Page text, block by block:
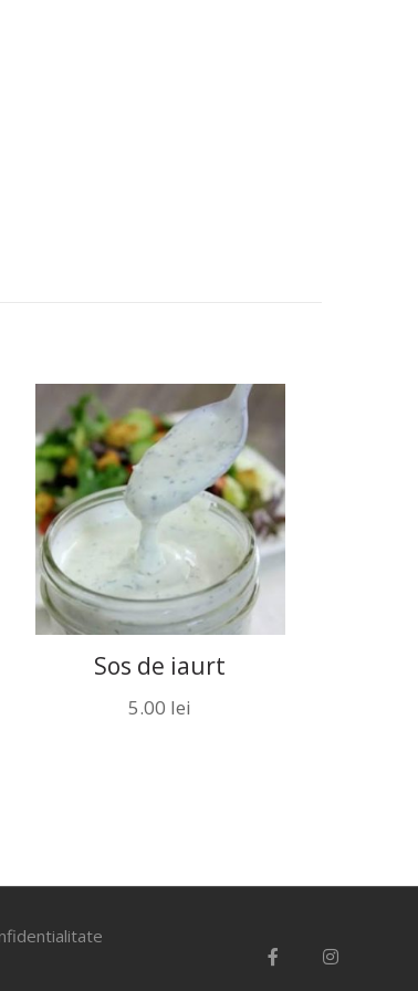
Sos de iaurt
5.00 lei